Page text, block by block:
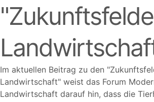
Im aktuellen Beitrag zu den
Landwirtschaft weist das Forum
Landwirtschaft darauf hin, dass die